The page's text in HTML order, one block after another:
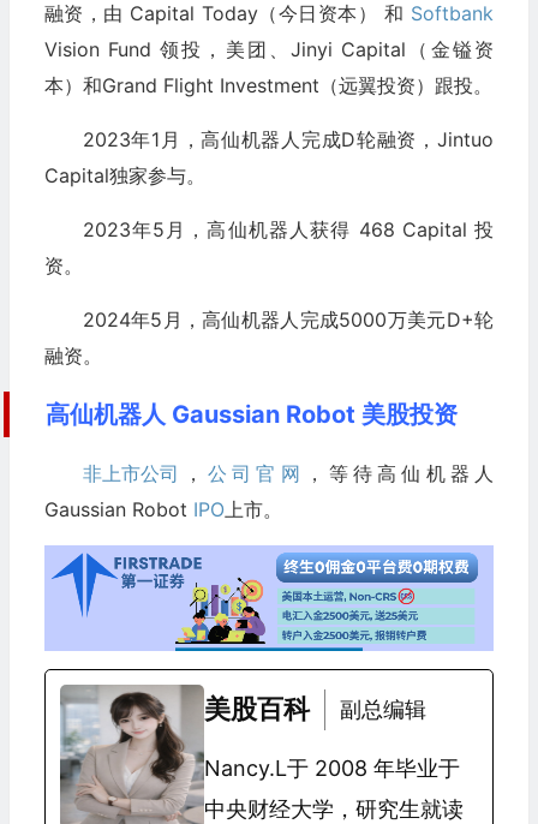
融资，由 Capital Today（今日资本） 和 Softbank
Vision Fund 领投，美团、Jinyi Capital（金镒资
本）和Grand Flight Investment（远翼投资）跟投。
2023年1月，高仙机器人完成D轮融资，Jintuo
Capital独家参与。
2023年5月，高仙机器人获得 468 Capital 投
资。
2024年5月，高仙机器人完成5000万美元D+轮
融资。
高仙机器人 Gaussian Robot 美股投资
非上市公司 ， 公司官网 ，等待高仙机器人
Gaussian Robot IPO上市。
美股百科 副总编辑
Nancy.L于 2008 年毕业于
中央财经大学，研究生就读